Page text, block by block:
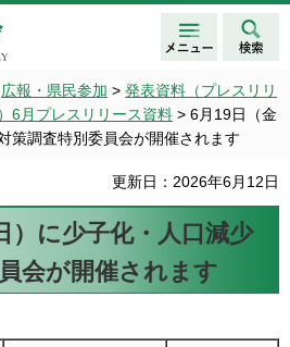
メニュ
ー
検索
広報・県民参加 > 発表資料（プレスリリ
6月プレスリリース資料 > 6月19日（金
策調査特別委員会が開催されます
更新日：2026年6月12日
）に少子化・人口減少
会が開催されます